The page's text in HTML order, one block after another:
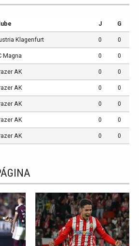
J G
Klagenfurt 0 0
Magna 0 0
AK 0 0
AK 0 0
AK 0 0
AK 0 0
AK 0 0